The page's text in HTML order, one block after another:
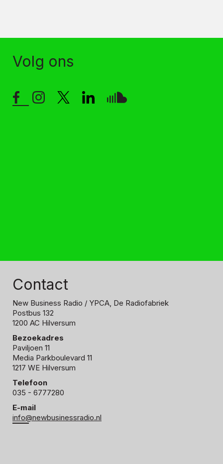
Volg ons
Contact
New Business Radio / YPCA, De Radiofabriek
Postbus 132
1200 AC Hilversum
Bezoekadres
Paviljoen 11
Media Parkboulevard 11
1217 WE Hilversum
Telefoon
035 - 6777280
E-mail
info@newbusinessradio.nl